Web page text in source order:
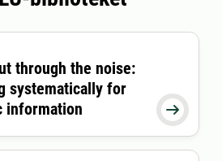
till2026-09-08 13:00:00

through the noise:
systematically for
information